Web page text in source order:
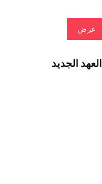
عرض
العهد الجديد